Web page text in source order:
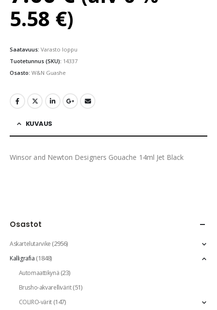
5.58 €)
Saatavuus: Varasto loppu
Tuotetunnus (SKU): 14337
Osasto: W&N Guashe
KUVAUS
Winsor and Newton Designers Gouache 14ml Jet Black
Osastot
Askartelutarvike(2956)
Kalligrafia(1848)
Automaattikynä(23)
Brusho-akvarellivärit(51)
COLIRO-värit(147)